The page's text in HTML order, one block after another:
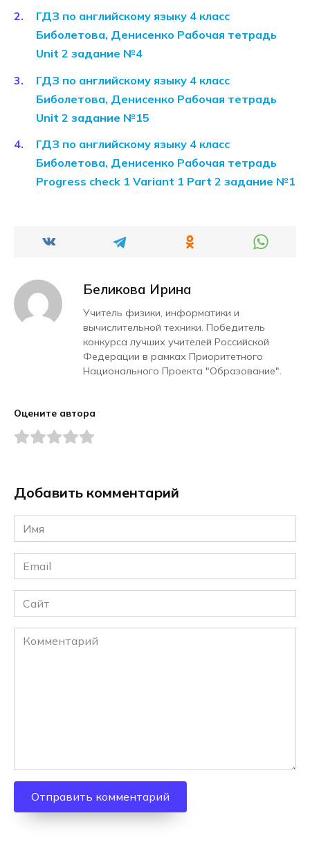
ГДЗ по английскому языку 4 класс
Биболетова, Денисенко Рабочая тетрадь
Unit 2 задание №4
ГДЗ по английскому языку 4 класс
Биболетова, Денисенко Рабочая тетрадь
Unit 2 задание №15
ГДЗ по английскому языку 4 класс
Биболетова, Денисенко Рабочая тетрадь
Progress check 1 Variant 1 Part 2 задание №1
Беликова Ирина
Учитель физики, информатики и
вычислительной техники. Победитель
конкурса лучших учителей Российской
Федерации в рамках Приоритетного
Национального Проекта "Образование".
Оцените автора
Добавить комментарий
Имя
*
Email
*
Сайт
Комментарий